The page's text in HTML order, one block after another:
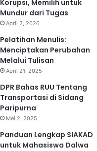
Korupsi, Memilih untuk
Mundur dari Tugas
April 2, 2026
Pelatihan Menulis:
Menciptakan Perubahan
Melalui Tulisan
April 21, 2025
DPR Bahas RUU Tentang
Transportasi di Sidang
Paripurna
Mei 2, 2025
Panduan Lengkap SIAKAD
untuk Mahasiswa Dalwa